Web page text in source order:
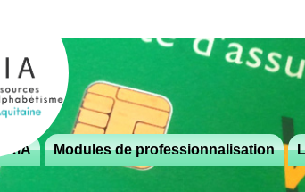
Modules de professionnalisation